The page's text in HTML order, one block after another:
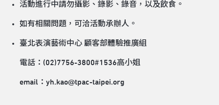
活動進行中請勿攝影、錄影、錄音，以及飲食。
如有相關問題，可洽活動承辦人。
臺北表演藝術中心 顧客部體驗推廣組
電話：(02)7756-3800#1536高小姐
email：yh.kao@tpac-taipei.org